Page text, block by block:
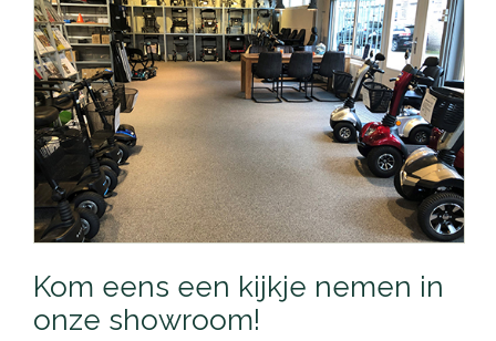
Kom eens een kijkje nemen in
onze showroom!